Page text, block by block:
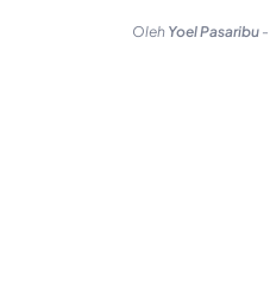
Oleh Yoel Pasaribu -